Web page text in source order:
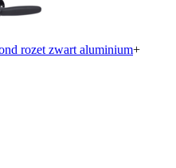
rozet zwart aluminium+